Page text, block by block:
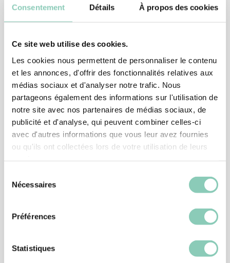
Consentement Détails À propos des cookies
Ce site web utilise des cookies.
Les cookies nous permettent de personnaliser le contenu
et les annonces, d'offrir des fonctionnalités relatives aux
médias sociaux et d'analyser notre trafic. Nous
partageons également des informations sur l'utilisation de
notre site avec nos partenaires de médias sociaux, de
publicité et d'analyse, qui peuvent combiner celles-ci
avec d'autres informations que vous leur avez fournies
ou qu'ils ont collectées lors de votre utilisation de leurs
Nécessaires
Préférences
Statistiques
CLOGS
CLOG EVASION
20,90 €
CLOGS
CLOG EVASION
20,90 €